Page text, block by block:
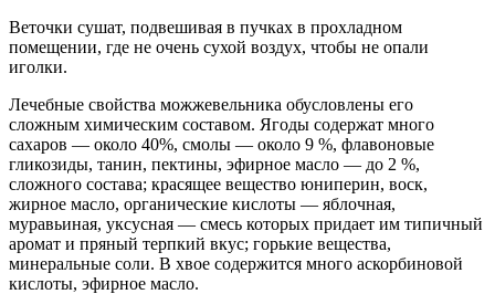
Веточки сушат, подвешивая в пучках в прохладном
помещении, где не очень сухой воздух, чтобы не опали
иголки.
Лечебные свойства можжевельника обусловлены его
сложным химическим составом. Ягоды содержат много
сахаров — около 40%, смолы — около 9 %, флавоновые
гликозиды, танин, пектины, эфирное масло — до 2 %,
сложного состава; красящее вещество юниперин, воск,
жирное масло, органические кислоты — яблочная,
муравьиная, уксусная — смесь которых придает им типичный
аромат и пряный терпкий вкус; горькие вещества,
минеральные соли. В хвое содержится много аскорбиновой
кислоты, эфирное масло.